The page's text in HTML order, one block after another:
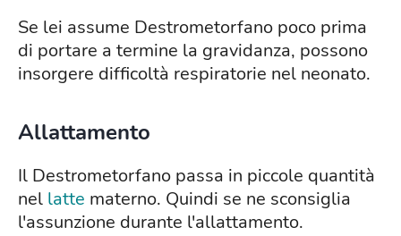
Se lei assume Destrometorfano poco prima
di portare a termine la gravidanza, possono
insorgere difficoltà respiratorie nel neonato.
Allattamento
Il Destrometorfano passa in piccole quantità
nel latte materno. Quindi se ne sconsiglia
l'assunzione durante l'allattamento.